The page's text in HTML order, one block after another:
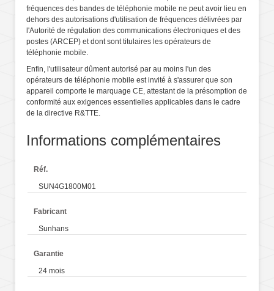
fréquences des bandes de téléphonie mobile ne peut avoir lieu en
dehors des autorisations d'utilisation de fréquences délivrées par
l'Autorité de régulation des communications électroniques et des
postes (ARCEP) et dont sont titulaires les opérateurs de
téléphonie mobile.
Enfin, l'utilisateur dûment autorisé par au moins l'un des
opérateurs de téléphonie mobile est invité à s'assurer que son
appareil comporte le marquage CE, attestant de la présomption de
conformité aux exigences essentielles applicables dans le cadre
de la directive R&TTE.
Informations complémentaires
Réf.
SUN4G1800M01
Fabricant
Sunhans
Garantie
24 mois